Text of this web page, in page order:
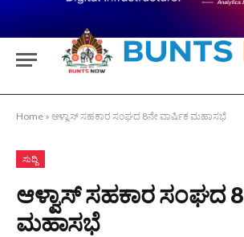
Home » ಆಳ್ವಾಸ್ ಸಹಕಾರ ಸಂಘದ 8ನೇ ವಾರ್ಷಿಕ ಮಹಾಸಭೆ
ಸುದ್ದಿ
ಆಳ್ವಾಸ್ ಸಹಕಾರ ಸಂಘದ
ಮಹಾಸಭೆ